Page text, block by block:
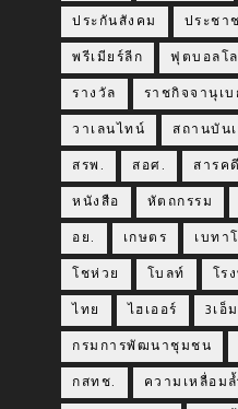
ประกันสังคม ประชา
พรีเมียร์ลีก ฟุตบอลโ
รางวัล ราชกิจจานุเบ
วาเลนไทน์ สถานบัน
สรพ. สอศ. สารคดี
หนังสือ หัตถกรรม
อย. เกษตร เบทา
โชห่วย โบลท์ โร
ไทย ไฮเออร์ 3เอ็ม
กรมการพัฒนาชุมชน
กสทช. ความเหลื่อมล้